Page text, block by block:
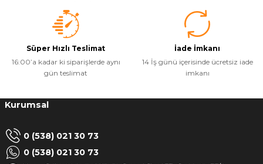
Süper Hızlı Teslimat
16:00’a kadar ki siparişlerde aynı
gün teslimat
İade İmkanı
14 İş günü içerisinde ücretsiz iade
imkanı
Kurumsal
0 (538) 021 30 73
0 (538) 021 30 73